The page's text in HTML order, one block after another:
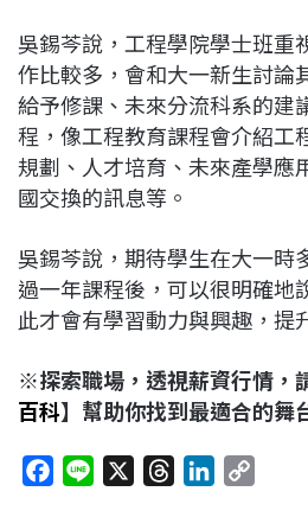
吳錫芩說，工程學院學士班重
作比較多，會和大一新生討論
給予修課、未來分流科系的建
程，像工程教育課程會介紹工
規劃、人才培育、未來產學應
國交換的訊息等。
吳錫芩說，期待學生在大一時
過一年課程後，可以很明確地
此才會有學習動力與興趣，提
※探索職場，透視薪資行情，
百科】幫助你找到最適合的舞